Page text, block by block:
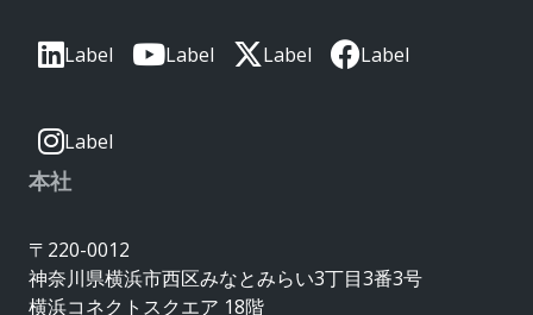
Label Label Label Label
Label
本社
〒220-0012
神奈川県横浜市西区みなとみらい3丁目3番3号
横浜コネクトスクエア 18階